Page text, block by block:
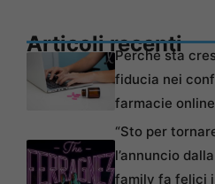
Articoli recenti
Perché sta
fiducia nei
farmacie online
“Sto per
l’annuncio
family fa felici i